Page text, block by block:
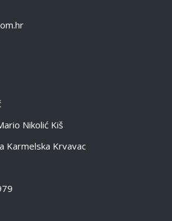
Nikolić Kiš
Karmelska Krvavac